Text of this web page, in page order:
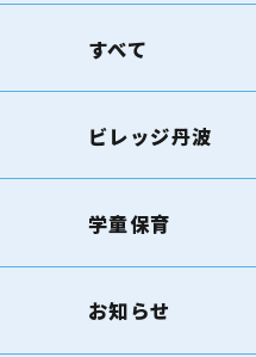
すべて
ビレッジ丹波
学童保育
お知らせ